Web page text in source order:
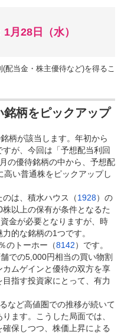
1月28日（水）
配当金・株主優待など)を得るこ
柄をピックアップ
柄が該当します。年初から
が、今回は「予想配当利回
の優待銘柄の中から、予想配
い普通株をピックアップし
は、積水ハウス（1928）の
以上の保有が条件となるた
金が必要となりますが、時
的な銘柄の1つです。
のトーホー（8142）です。
での5,000円相当の買い物割
ムゲインと優待の双方を享
指す投資家にとって、有力
など高値圏での推移が続いて
ます。こうした局面では、
保しつつ、株価上昇による